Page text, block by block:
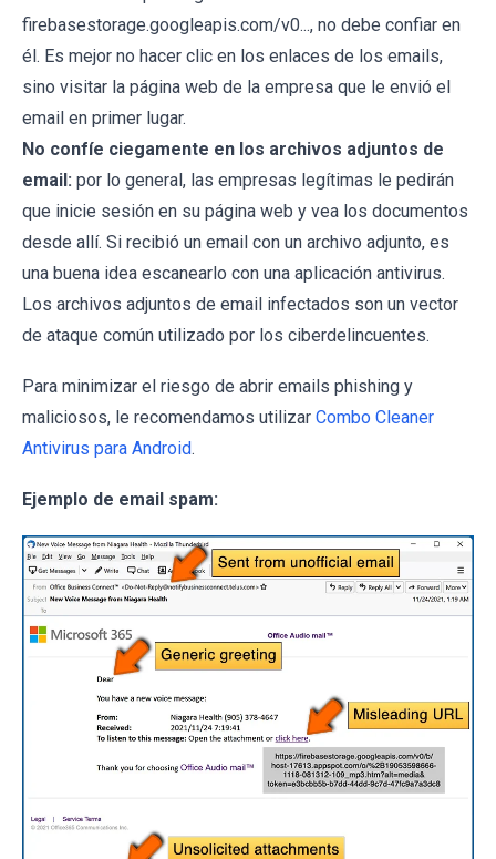
firebasestorage.googleapis.com/v0..., no debe confiar en
él. Es mejor no hacer clic en los enlaces de los emails,
sino visitar la página web de la empresa que le envió el
email en primer lugar.
No confíe ciegamente en los archivos adjuntos de
email: por lo general, las empresas legítimas le pedirán
que inicie sesión en su página web y vea los documentos
desde allí. Si recibió un email con un archivo adjunto, es
una buena idea escanearlo con una aplicación antivirus.
Los archivos adjuntos de email infectados son un vector
de ataque común utilizado por los ciberdelincuentes.
Para minimizar el riesgo de abrir emails phishing y
maliciosos, le recomendamos utilizar Combo Cleaner
Antivirus para Android.
Ejemplo de email spam: